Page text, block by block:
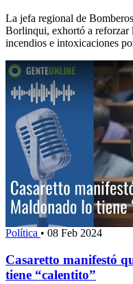
La jefa regional de
Borlinqui, exhortó a reforzar
incendios e intoxicaciones
Política • 08 Feb 2024
Casaretto manifestó
tiene “calentito”